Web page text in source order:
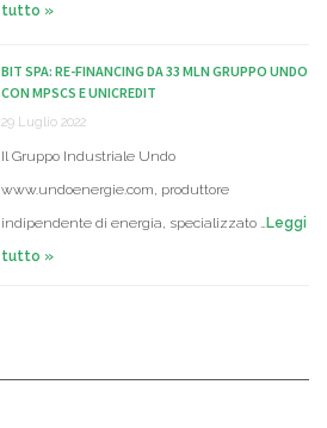
tutto »
BIT SPA: RE-FINANCING DA 33 MLN GRUPPO UNDO
CON MPSCS E UNICREDIT
29 Luglio 2022
Il Gruppo Industriale Undo
www.undoenergie.com, produttore
indipendente di energia, specializzato …Leggi
tutto »